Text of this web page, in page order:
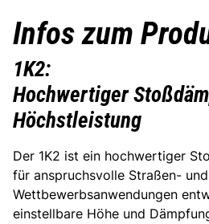
Infos zum
1K2:
Hochwertiger
Höchstleistung
Der 1K2 ist ein hochwertiger
für anspruchsvolle Straßen- und
Wettbewerbsanwendungen
einstellbare Höhe und